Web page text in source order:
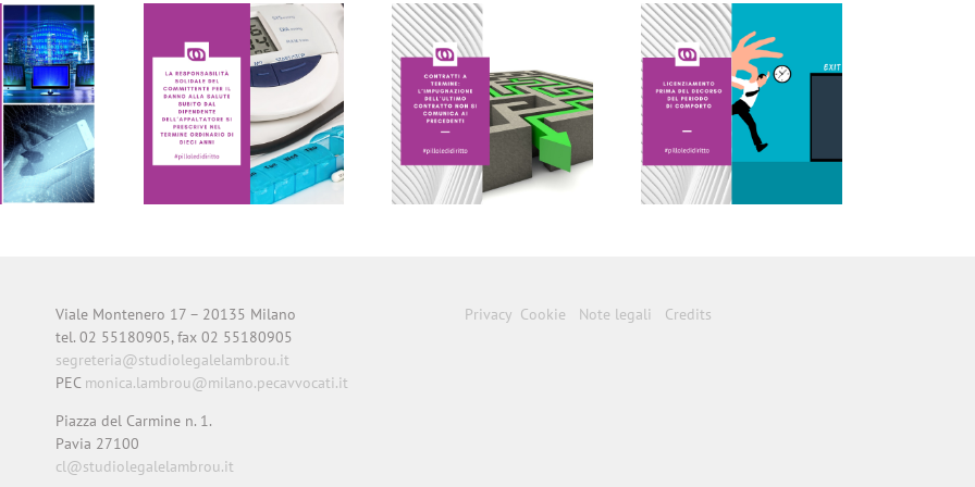
PILLOLE DEL
VENERDI’
LE PILLOLE DEL
VENERDI’
LE PILLOLE DEL
VENERDI’
Viale Montenero 17 – 20135 Milano
tel. 02 55180905, fax 02 55180905
segreteria@studiolegalelambrou.it
PEC monica.lambrou@milano.pecavvocati.it
Piazza del Carmine n. 1.
Pavia 27100
cl@studiolegalelambrou.it
Privacy Cookie Note legali Credits